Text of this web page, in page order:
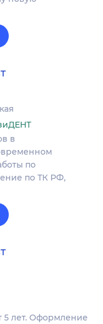
в
по
по ТК РФ,
5 лет. Оформление